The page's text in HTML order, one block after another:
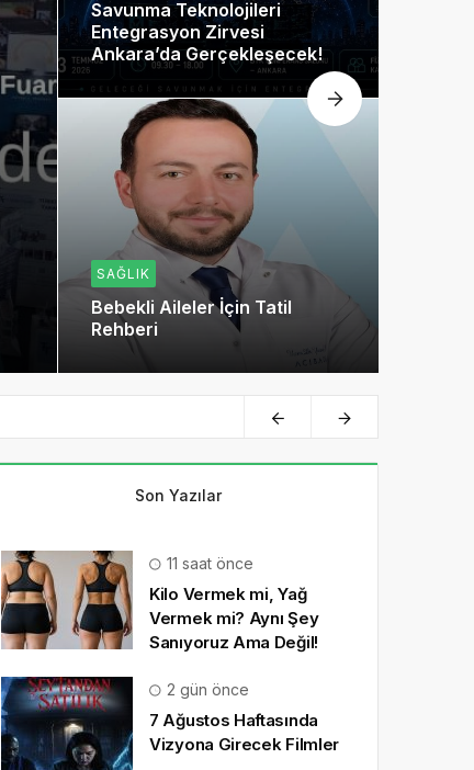
Savunma Teknolojileri
Entegrasyon Zirvesi
Ankara’da Gerçekleşecek!
SAĞLIK
Bebekli Aileler İçin Tatil
Rehberi
Son Yazılar
11 saat önce
Kilo Vermek mi, Yağ
Vermek mi? Aynı Şey
Sanıyoruz Ama Değil!
2 gün önce
7 Ağustos Haftasında
Vizyona Girecek Filmler